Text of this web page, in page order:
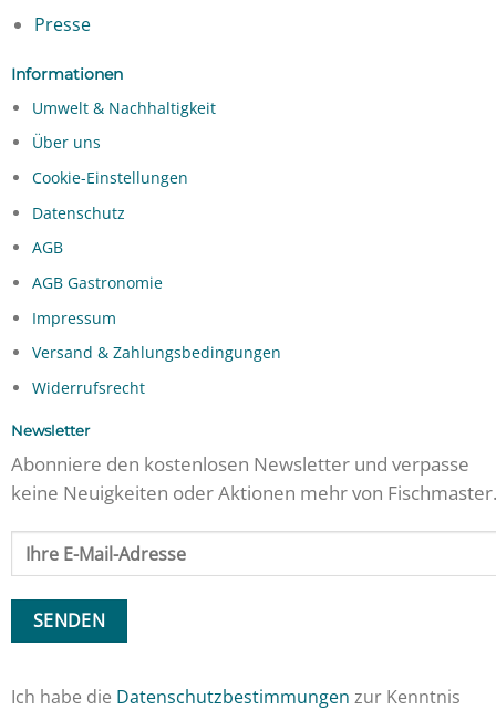
Presse
Informationen
Umwelt & Nachhaltigkeit
Über uns
Cookie-Einstellungen
Datenschutz
AGB
AGB Gastronomie
Impressum
Versand & Zahlungsbedingungen
Widerrufsrecht
Newsletter
Abonniere den kostenlosen Newsletter und verpasse
keine Neuigkeiten oder Aktionen mehr von Fischmaster.
Ich habe die Datenschutzbestimmungen zur Kenntnis